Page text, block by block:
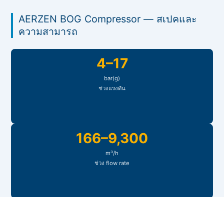
AERZEN BOG Compressor — สเปคและ
ความสามารถ
4–17
bar(g)
ช่วงแรงดัน
166–9,300
m³/h
ช่วง flow rate